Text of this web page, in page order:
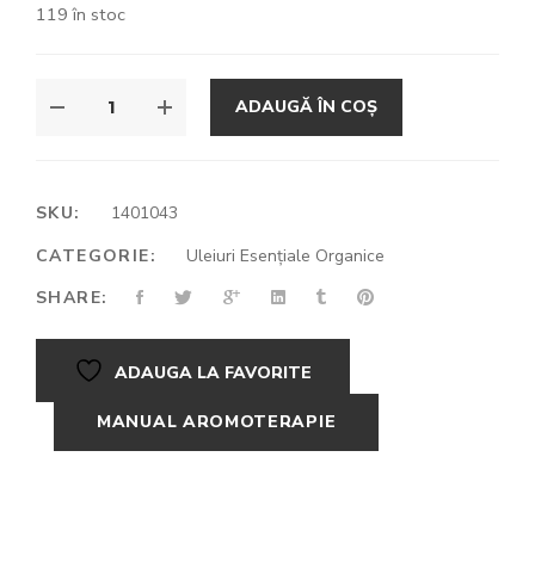
119 în stoc
ADAUGĂ ÎN COȘ
SKU:
1401043
CATEGORIE:
Uleiuri Esențiale Organice
SHARE:
ADAUGA LA FAVORITE
MANUAL AROMOTERAPIE